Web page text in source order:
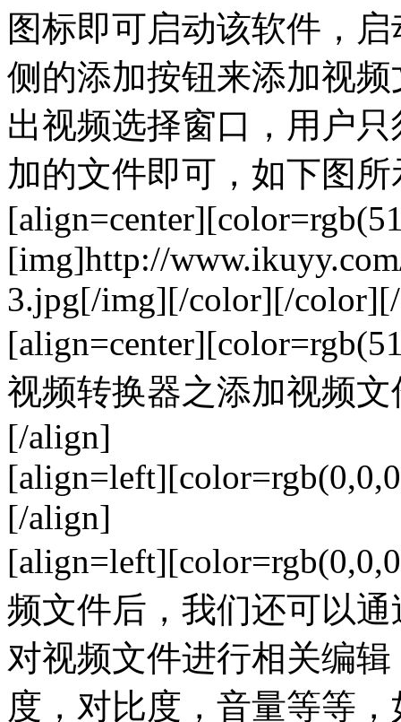
图标即可启动该软件，
侧的添加按钮来添加视
出视频选择窗口，用户
加的文件即可，如下图
[img]http://
3.jpg[/img][/color][/
视频转换器之添加视频
[/align]
[/align]
频文件后，我们还可以
对视频文件进行相关编
度，对比度，音量等等